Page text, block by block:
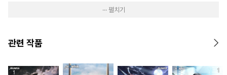
··· 펼치기
관련 작품